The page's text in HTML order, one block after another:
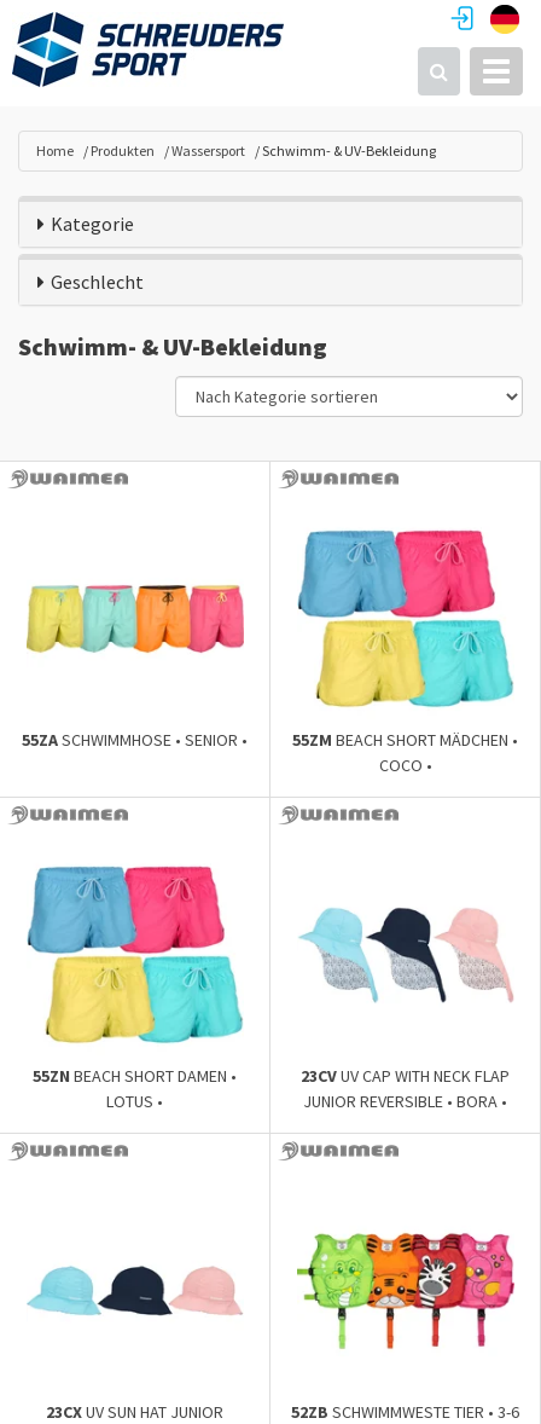
Suchen
Home Produkten Wassersport Schwimm- & UV-Bekleidung
Kategorie
Geschlecht
Schwimm- & UV-Bekleidung
55ZASCHWIMMHOSE • SENIOR • 55ZM BEACH SHORT MÄDCHEN •
COCO •
55ZN BEACH SHORT DAMEN •
LOTUS •
23CVUV CAP WITH NECK FLAP
JUNIOR REVERSIBLE • BORA •
23CXUV SUN HAT JUNIOR
52ZB SCHWIMMWESTE TIER • 3-6